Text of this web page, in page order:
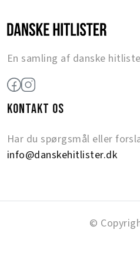
En samling af danske
KONTAKT OS
Har du spørgsmål eller
info@danskehitlister.dk
©